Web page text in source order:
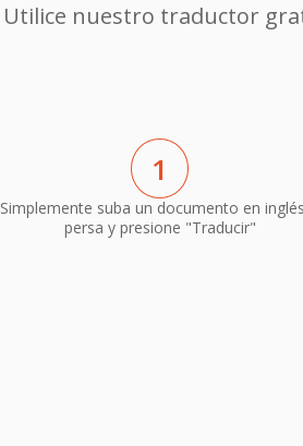
Utilice nuestro traductor
1
Simplemente suba un documento en
persa y presione "Traducir"